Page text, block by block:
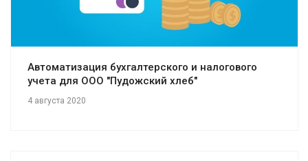
Автоматизация бухгалтерского и налогового
учета для ООО "Пудожский хлеб"
4 августа 2020